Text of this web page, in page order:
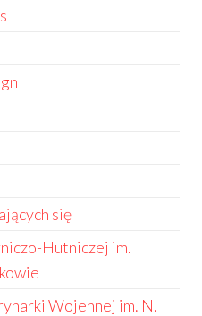
się
Hutniczej im.
Wojennej im. N.